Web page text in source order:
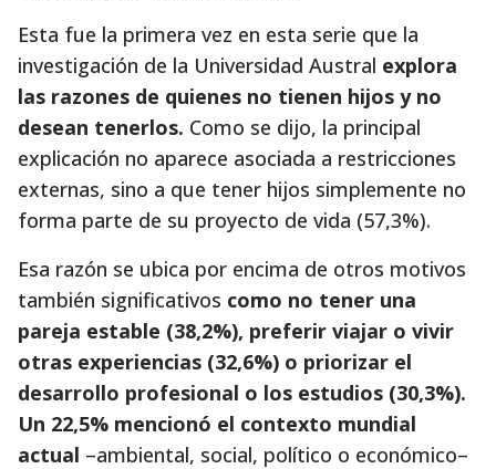
Esta fue la primera vez en esta serie que la
investigación de la Universidad Austral explora
las razones de quienes no tienen hijos y no
desean tenerlos. Como se dijo, la principal
explicación no aparece asociada a restricciones
externas, sino a que tener hijos simplemente no
forma parte de su proyecto de vida (57,3%).
Esa razón se ubica por encima de otros motivos
también significativos como no tener una
pareja estable (38,2%), preferir viajar o vivir
otras experiencias (32,6%) o priorizar el
desarrollo profesional o los estudios (30,3%).
Un 22,5% mencionó el contexto mundial
actual –ambiental, social, político o económico–